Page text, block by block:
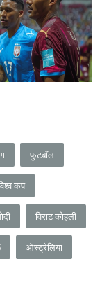
फुटबॉल
कप
विराट कोहली
ऑस्ट्रेलिया